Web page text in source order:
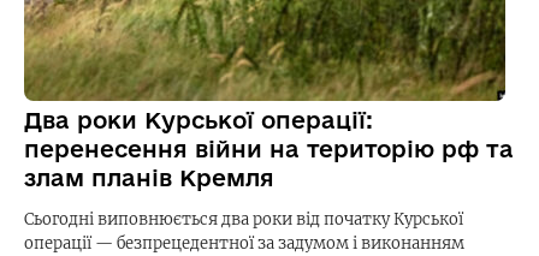
Два роки Курської операції:
перенесення війни на територію рф та
злам планів Кремля
Сьогодні виповнюється два роки від початку Курської
операції — безпрецедентної за задумом і виконанням